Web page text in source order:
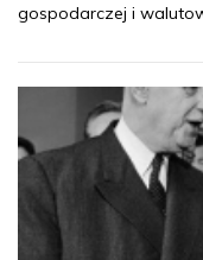
gospodarczej i